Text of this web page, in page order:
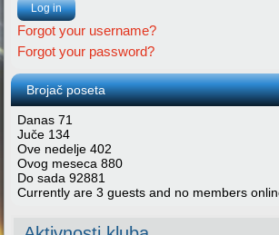
Log in
Forgot your username?
Forgot your password?
Brojač poseta
Danas71
Juče 134
Ove nedelje402
Ovog meseca880
Do sada92881
Currently are 3 guests and no members